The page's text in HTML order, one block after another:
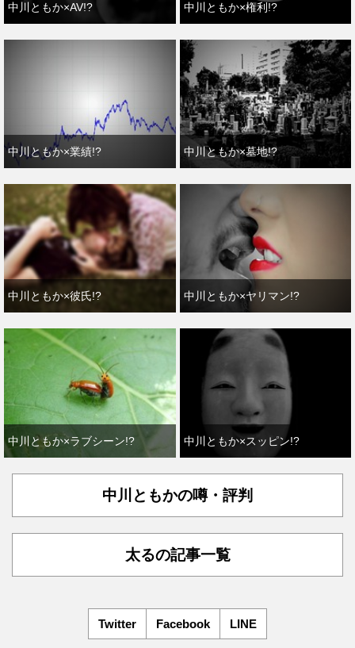
中川ともか×AV!? 中川ともか×権利!?
中川ともか×業績!? 中川ともか×墓地!?
中川ともか×彼氏!? 中川ともか×ヤリマン!?
中川ともか×ラブシーン!? 中川ともか×スッピン!?
中川ともかの噂・評判
太るの記事一覧
Twitter Facebook LINE